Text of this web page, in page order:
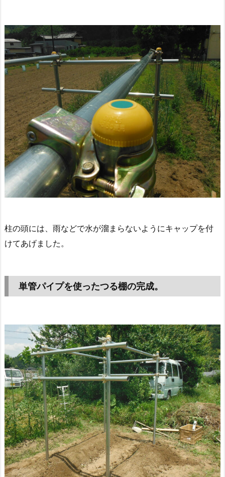
柱の頭には、雨などで水が溜まらないようにキャップを付
けてあげました。
単管パイプを使ったつる棚の完成。